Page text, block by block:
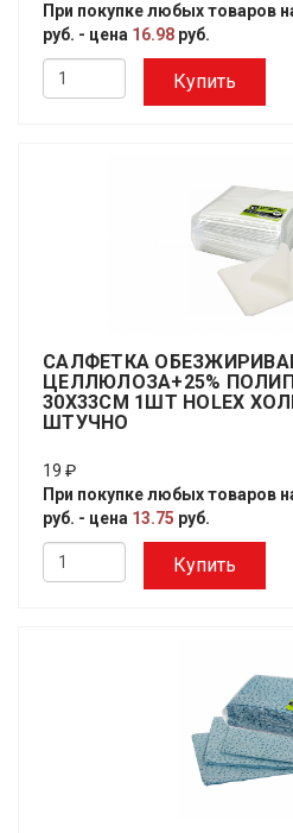
При покупке любых товаров
руб. - цена 16.98 руб.
Купить
САЛФЕТКА
ЦЕЛЛЮЛОЗА+25%
30Х33СМ 1ШТ HOLEX
ШТУЧНО
19 ₽
При покупке любых товаров
руб. - цена 13.75 руб.
Купить